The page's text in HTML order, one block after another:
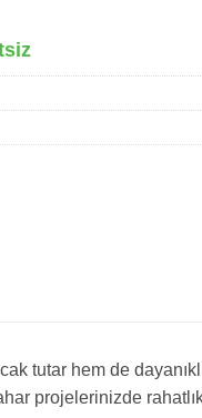
tutar hem de
projelerinizde